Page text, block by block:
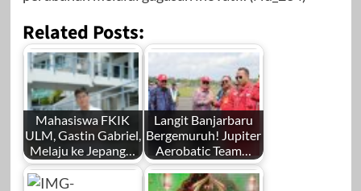
Related Posts:
Mahasiswa FKIK
ULM, Gastin Gabriel,
Melaju ke Jepang…
Langit Banjarbaru
Bergemuruh! Jupiter
Aerobatic Team…